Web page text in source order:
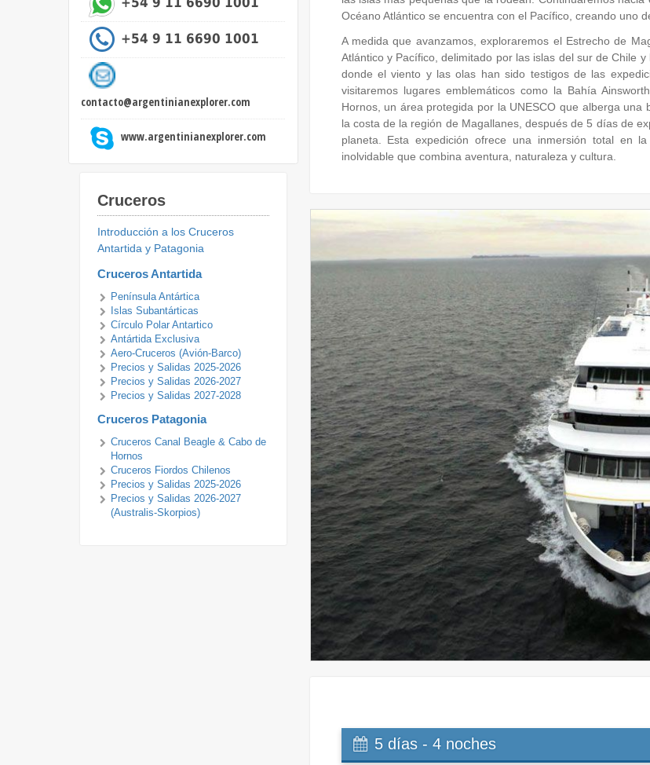
+54 9 11 6690 1001
contacto@argentinianexplorer.com
www.argentinianexplorer.com
Cruceros
Introducción a los Cruceros
Antartida y Patagonia
Cruceros Antartida
Península Antártica
Islas Subantárticas
Círculo Polar Antartico
Antártida Exclusiva
Aero-Cruceros (Avión-Barco)
Precios y Salidas 2025-2026
Precios y Salidas 2026-2027
Precios y Salidas 2027-2028
Cruceros Patagonia
Cruceros Canal Beagle & Cabo de
Hornos
Cruceros Fiordos Chilenos
Precios y Salidas 2025-2026
Precios y Salidas 2026-2027
(Australis-Skorpios)
Océano Atlántico se encuentra con el Pacífico, creando uno
A medida que avanzamos, exploraremos el Estrecho de
Atlántico y Pacífico, delimitado por las islas del sur de Chile
donde el viento y las olas han sido testigos de las
visitaremos lugares emblemáticos como la Bahía
Hornos, un área protegida por la UNESCO que alberga
la costa de la región de Magallanes, después de 5 días de
planeta. Esta expedición ofrece una inmersión total en
inolvidable que combina aventura, naturaleza y cultura.
5 días - 4 noches